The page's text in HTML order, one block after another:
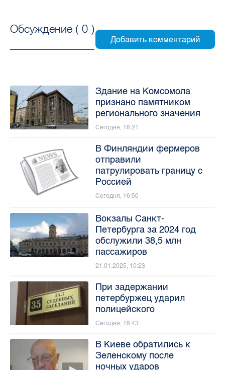
Обсуждение ( 0 )
Здание на Комсомола
признано памятником
регионального значения
Сегодня, 16:21
В Финляндии фермеров
отправили
патрулировать границу с
Россией
Сегодня, 16:50
Вокзалы Санкт-
Петербурга за 2024 год
обслужили 38,5 млн
пассажиров
21.01.2025, 10:23
При задержании
петербуржец ударил
полицейского
Сегодня, 16:43
В Киеве обратились к
Зеленскому после
ночных ударов